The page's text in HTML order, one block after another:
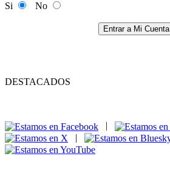
Si
No
Entrar a Mi Cuenta
DESTACADOS
|